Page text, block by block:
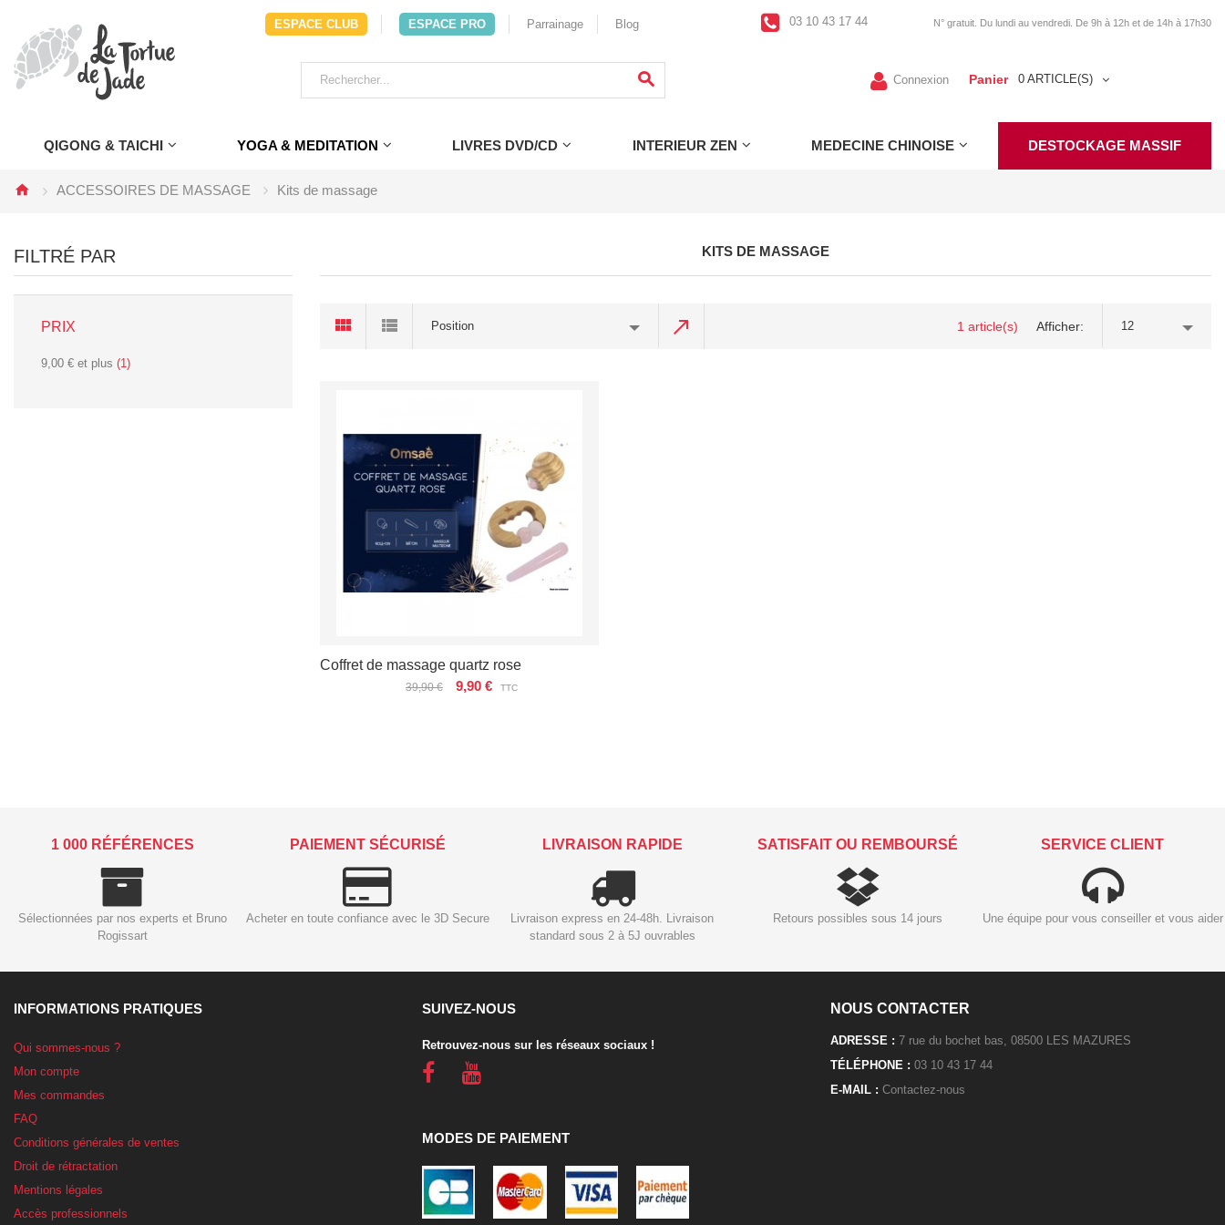
ESPACE CLUB ESPACE PRO Parrainage Blog 03 10 43 17 44 N° gratuit. Du lundi au vendredi. De 9h à 12h et de 14h à 17h30
Connexion Panier 0 ARTICLE(S)
QIGONG & TAICHI YOGA & MEDITATION LIVRES DVD/CD INTERIEUR ZEN MEDECINE CHINOISE DESTOCKAGE MASSIF
ACCESSOIRES DE MASSAGE Kits de massage
KITS DE MASSAGE
Position 1 article(s) Afficher 12
Coffret de massage quartz rose
39,90 € 9,90 € TTC
FILTRÉ PAR
PRIX
9,00 € et plus (1)
1 000 RÉFÉRENCES
Sélectionnées par nos experts et Bruno
Rogissart
PAIEMENT SÉCURISÉ
Acheter en toute confiance avec le 3D Secure
LIVRAISON RAPIDE
Livraison express en 24-48h. Livraison
standard sous 2 à 5J ouvrables
SATISFAIT OU REMBOURSÉ
Retours possibles sous 14 jours
SERVICE CLIENT
Une équipe pour vous conseiller et vous aider
INFORMATIONS PRATIQUES
Qui sommes-nous ?
Mon compte
Mes commandes
FAQ
Conditions générales de ventes
Droit de rétractation
Mentions légales
Accès professionnels
SUIVEZ-NOUS
Retrouvez-nous sur les réseaux sociaux !
MODES DE PAIEMENT
NOUS CONTACTER
ADRESSE : 7 rue du bochet bas, 08500 LES MAZURES
TÉLÉPHONE : 03 10 43 17 44
E-MAIL : Contactez-nous